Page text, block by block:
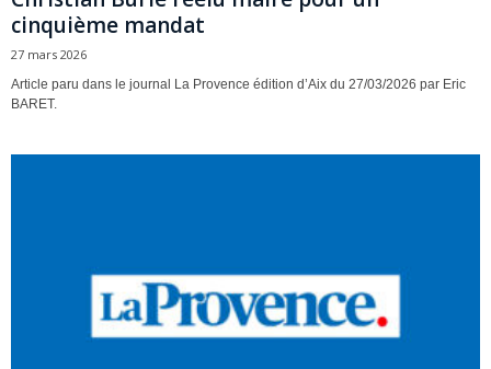
cinquième mandat
27 mars 2026
Article paru dans le journal La Provence édition d’Aix du 27/03/2026 par Eric
BARET.